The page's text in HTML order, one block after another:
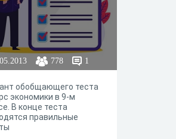
778 1
обобщающего теста
экономики в 9-м
В конце теста
правильные